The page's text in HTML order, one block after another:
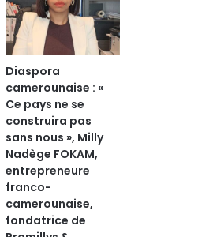
Diaspora
camerounaise : «
Ce pays ne se
construira pas
sans nous », Milly
Nadège FOKAM,
entrepreneure
franco-
camerounaise,
fondatrice de